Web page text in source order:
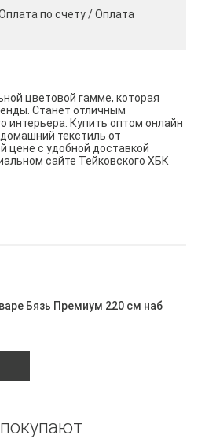
по счету /Оплата
цветовой гамме, которая
Станет отличным
интерьера. Купить оптом онлайн
текстиль от
цене с удобной доставкой
сайте Тейковского ХБК
Бязь Премиум 220 см наб